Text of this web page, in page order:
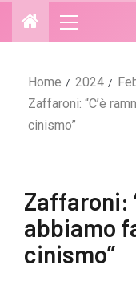
Home 2024
Zaffaroni: “C’è
cinismo”
Zaffaroni:
abbiamo
cinismo”